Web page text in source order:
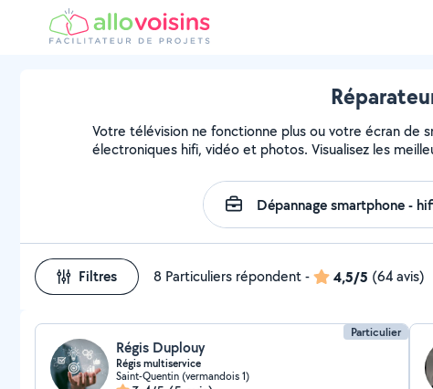
Votre télévision ne fonctionne plus ou votre écran de
électroniques hifi, vidéo et photos. Visualisez les
Filtres 8 Particuliers répondent- 4,5/5 (64 avis)
Particulier
Régis Duplouy
Régis multiservice
Saint-Quentin (vermandois 1)